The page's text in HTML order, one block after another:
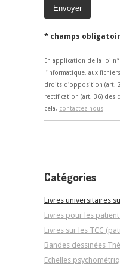
* champs
En application de la loi
l'informatique, aux
droits d'opposition (art.
rectification (art. 36) des
cela, contactez-nous
Catégories
Livres universitaires
Livres pour les
Livres sur les TCC
Bandes dessinées
Echelles